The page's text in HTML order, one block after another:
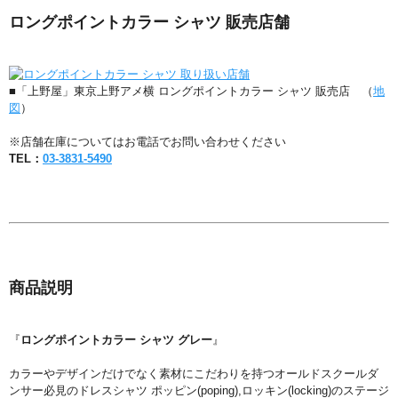
ロングポイントカラー シャツ 販売店舗
■「上野屋」東京上野アメ横 ロングポイントカラー シャツ 販売店 （地
図 ）
※店舗在庫についてはお電話でお問い合わせください
TEL： 03-3831-5490
商品説明
『 ロングポイントカラー シャツ グレー 』
カラーやデザインだけでなく素材にこだわりを持つオールドスクールダ
ンサー必見のドレスシャツ ポッピン(poping),ロッキン(locking)のステージ